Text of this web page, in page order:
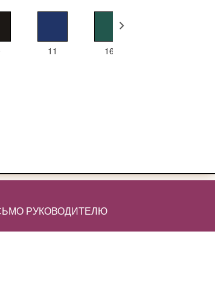
11 16
РУКОВОДИТЕЛЮ